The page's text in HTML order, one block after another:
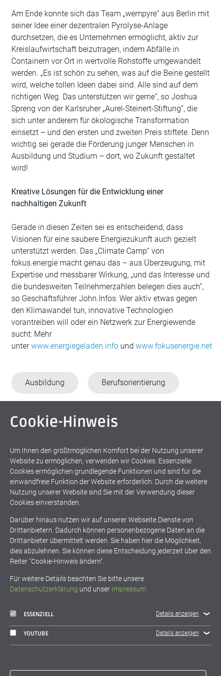
Am Ende konnte sich das Team „wempyre“ aus Berlin mit
seiner Idee einer dezentralen Pyrolyse-Anlage
durchsetzen, die es Unternehmen ermöglicht, aktiv zur
Kreislaufwirtschaft beizutragen, indem Abfälle in
Containern vor Ort in wertvolle Rohstoffe umgewandelt
werden. „Es ist schön zu sehen, was auf die Beine gestellt
wird, welche tollen Ideen dabei sind. Alle sind auf dem
richtigen Weg. Das unterstützen wir gerne“, so Joshua
Spreng von der Karlsruher „Aurel-Steinert-Stiftung“, die
sich unter anderem für ökologische Transformation
einsetzt – und den ersten und zweiten Preis stiftete. Denn
wichtig sei gerade die Förderung junger Menschen in
Ausbildung und Studium – dort, wo Zukunft gestaltet
wird!
Kreative Lösungen für die Entwicklung einer
nachhaltigen Zukunft
Gerade in diesen Zeiten sei es entscheidend, dass
Visionen für eine saubere Energiezukunft auch gezielt
unterstützt werden. Das „Climate Camp“ von
fokus.energie macht genau das – aus Überzeugung, mit
Expertise und messbarer Wirkung, „und das Interesse und
die bundesweiten Teilnehmerzahlen belegen dies auch“,
so Geschäftsführer John.Infos: Wer aktiv etwas gegen
den Klimawandel tun, innovative Technologien
vorantreiben will oder ein Netzwerk zur Energiewende
sucht: Mehr
unterwww.energiegeladen.info und www.fokusenergie.net
Ausbildung Berufsorientierung
Klimaschutz Klimawandel
Mobilitätswende
Studium The Climate Camp
Wärmewende
fokus.energie e.V.
D-76131 Karlsruhe
Cookie-Hinweis
Um Ihnen den größtmöglichen Komfort bei der Nutzung unserer
Website zu ermöglichen, verwenden wir Cookies. Essenzielle
Cookies ermöglichen grundlegende Funktionen und sind für die
einwandfreie Funktion der Website erforderlich. Durch die weitere
Nutzung unserer Website sind Sie mit der Verwendung dieser
Cookies einverstanden.
Darüber hinaus nutzen wir auf unserer Webseite Dienste von
Drittanbietern. Dadurch können personenbezogene Daten an die
Drittanbieter übermittelt werden. Sie haben hier die Möglichkeit,
dies abzulehnen. Sie können diese Entscheidung jederzeit über den
Reiter "Cookie-Hinweis ändern".
Für weitere Details beachten Sie bitte unsere
Datenschutzerklärung und unser Impressum
ESSENZIELL Details anzeigen
YOUTUBE Details anzeigen